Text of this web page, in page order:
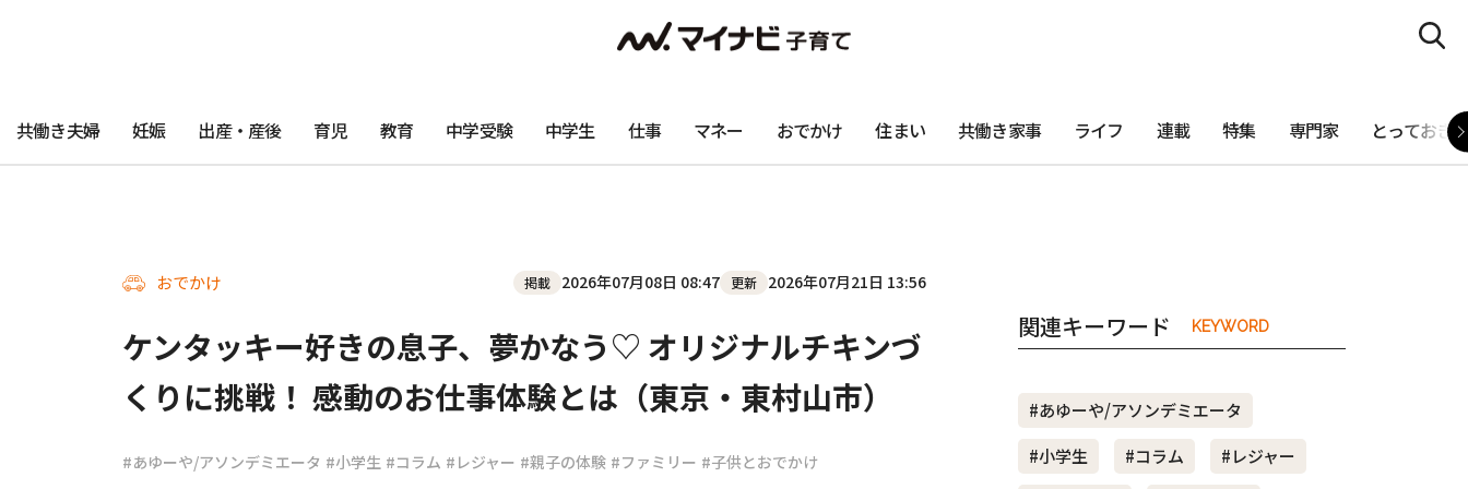
共働き夫婦 妊娠 出産・産後 育児 教育 中学受験 中学生 仕事 マネー おでかけ 住まい 共働き家事 ライフ 連載 特集 専門家 とっておき
おでかけ 掲載 2026年07月08日 08:47 更新 2026年07月21日 13:56
ケンタッキー好きの息子、夢かなう♡ オリジナルチキンづ
くりに挑戦！ 感動のお仕事体験とは（東京・東村山市）
#あゆーや/アソンデミエータ #小学生 #コラム #レジャー #親子の体験 #ファミリー #子供とおでかけ
関連キーワード KEYWORD
#あゆーや/アソンデミエータ
#小学生
#コラム
#レジャー